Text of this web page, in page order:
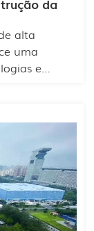
da
alta
uma
e